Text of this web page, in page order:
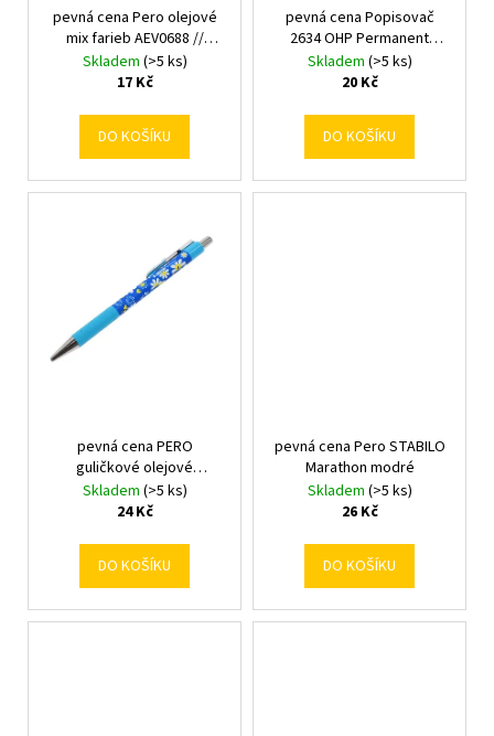
pevná cena Pero olejové
mix farieb AEV0688 //
202.0914.10
Skladem (>5 ks)
17 Kč
DO KOŠÍKU
pevná cena Popisovač
2634 OHP Permanent
0,3mm čierny
Skladem (>5 ks)
20 Kč
DO KOŠÍKU
pevná cena PERO
guličkové olejové
FLOWER/AEV0677/OILY
SAKOTA
Skladem (>5 ks)
24 Kč
DO KOŠÍKU
pevná cena Pero STABILO
Marathon modré
Skladem (>5 ks)
26 Kč
DO KOŠÍKU